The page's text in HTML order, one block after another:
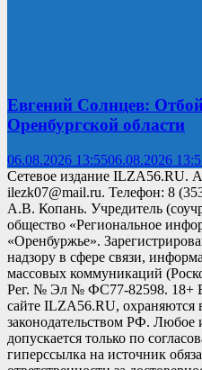
Евгений Солнцев:
Оренбургской области
06.08.2026 13:5506.08.2026
Сетевое издание ILZA56.RU.
ilezk07@mail.ru. Телефон: 8
А.В. Копань. Учредитель
общество «Региональное
«Оренбуржье».
надзору в сфере связи,
массовых коммуникаций
Рег. № Эл № ФС77-82598. 18+
сайте ILZA56.RU, охраняются
законодательством РФ. Любое
допускается только по
гиперссылка на источник